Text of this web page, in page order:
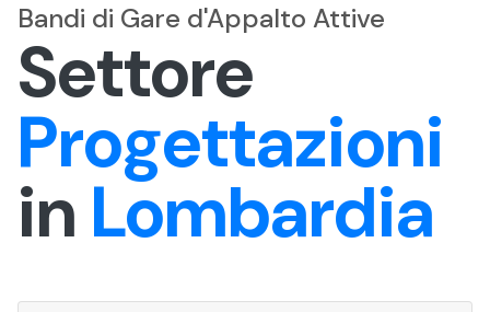
Bandi di Gare d'Appalto Attive
Settore
Progettazioni
in Lombardia